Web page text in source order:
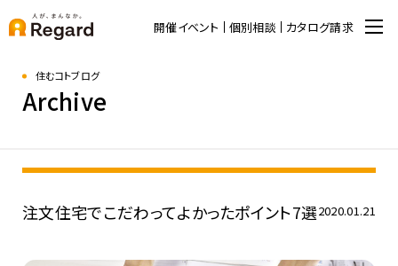
開催イベント 個別相談 カタログ請求
住むコトブログ
Archive
注文住宅でこだわってよかったポイント7選2020.01.21